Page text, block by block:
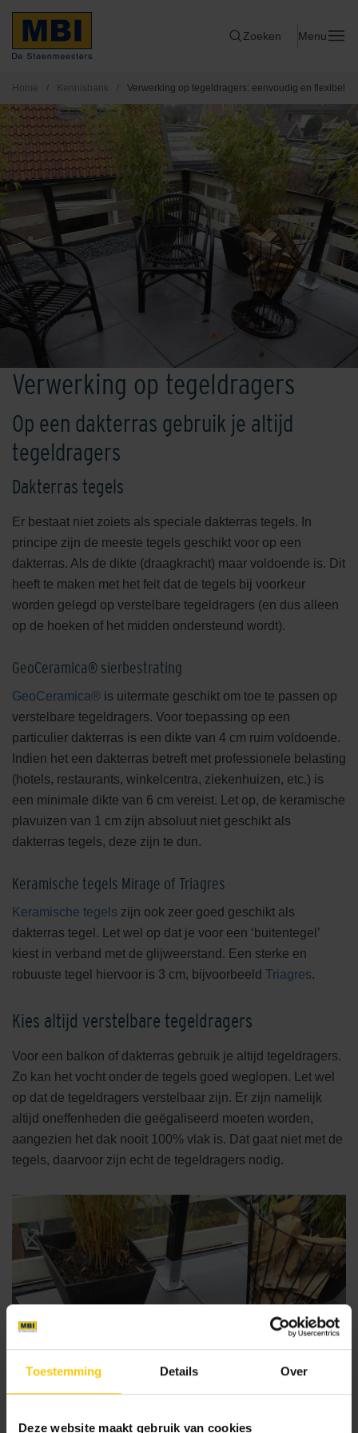
Toestemming Details Over
Deze website maakt gebruik van cookies
Zoeken Menu
Home / Kennisbank / Verwerking op tegeldragers: eenvoudig en flexibel
Verwerking op tegeldragers
Op een dakterras gebruik je altijd
tegeldragers
Dakterras tegels
Er bestaat niet zoiets als speciale dakterras tegels. In
principe zijn de meeste tegels geschikt voor op een
dakterras. Als de dikte (draagkracht) maar voldoende is. Dit
heeft te maken met het feit dat de tegels bij voorkeur
worden gelegd op verstelbare tegeldragers (en dus alleen
op de hoeken of het midden ondersteund wordt).
GeoCeramica® sierbestrating
GeoCeramica® is uitermate geschikt om toe te passen op
verstelbare tegeldragers. Voor toepassing op een
particulier dakterras is een dikte van 4 cm ruim voldoende.
Indien het een dakterras betreft met professionele belasting
(hotels, restaurants, winkelcentra, ziekenhuizen, etc.) is
een minimale dikte van 6 cm vereist. Let op, de keramische
plavuizen van 1 cm zijn absoluut niet geschikt als
dakterras tegels, deze zijn te dun.
Keramische tegels Mirage of Triagres
Keramische tegels zijn ook zeer goed geschikt als
dakterras tegel. Let wel op dat je voor een ‘buitentegel’
kiest in verband met de glijweerstand. Een sterke en
robuuste tegel hiervoor is 3 cm, bijvoorbeeld Triagres.
Kies altijd verstelbare tegeldragers
Voor een balkon of dakterras gebruik je altijd tegeldragers.
Zo kan het vocht onder de tegels goed weglopen. Let wel
op dat de tegeldragers verstelbaar zijn. Er zijn namelijk
altijd oneffenheden die geëgaliseerd moeten worden,
aangezien het dak nooit 100% vlak is. Dat gaat niet met de
tegels, daarvoor zijn echt de tegeldragers nodig.